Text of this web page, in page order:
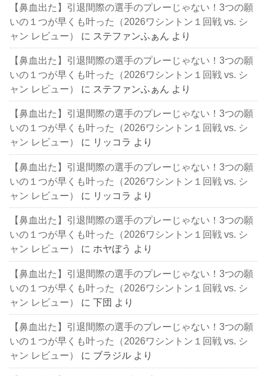
【鼻血出た】引退間際の選手のプレーじゃない！3つの願
いの１つが早くも叶った（2026ワシントン１回戦 vs. シ
ャン レビュー）
に ステファンふぁん より
【鼻血出た】引退間際の選手のプレーじゃない！3つの願
いの１つが早くも叶った（2026ワシントン１回戦 vs. シ
ャン レビュー）
に ステファンふぁん より
【鼻血出た】引退間際の選手のプレーじゃない！3つの願
いの１つが早くも叶った（2026ワシントン１回戦 vs. シ
ャン レビュー）
に リッコラ より
【鼻血出た】引退間際の選手のプレーじゃない！3つの願
いの１つが早くも叶った（2026ワシントン１回戦 vs. シ
ャン レビュー）
に リッコラ より
【鼻血出た】引退間際の選手のプレーじゃない！3つの願
いの１つが早くも叶った（2026ワシントン１回戦 vs. シ
ャン レビュー）
に ホヤぼう より
【鼻血出た】引退間際の選手のプレーじゃない！3つの願
いの１つが早くも叶った（2026ワシントン１回戦 vs. シ
ャン レビュー）
に下団 より
【鼻血出た】引退間際の選手のプレーじゃない！3つの願
いの１つが早くも叶った（2026ワシントン１回戦 vs. シ
ャン レビュー）
に ブラジル より